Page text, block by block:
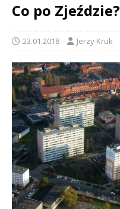
Co po Zjeździe?
23.01.2018 Jerzy Kruk